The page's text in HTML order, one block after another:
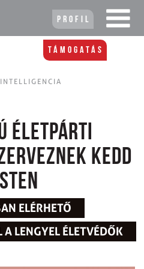
Profil
Támogatás
életpárti
kedd
ELÉRHETŐ
LENGYEL ÉLETVÉDŐK